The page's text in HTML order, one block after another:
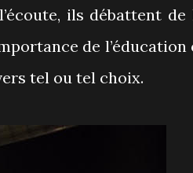
ils débattent de
de l’éducation
tel ou tel choix.